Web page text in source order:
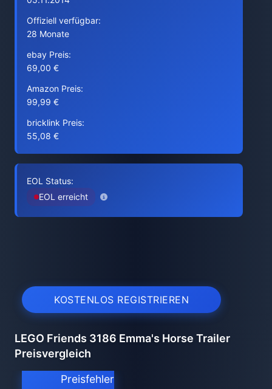
Offiziell verfügbar:
28 Monate
ebay Preis:
69,00 €
Amazon Preis:
99,99 €
bricklink Preis:
55,08 €
EOL Status:
EOL erreicht
KOSTENLOS REGISTRIEREN
LEGO Friends 3186 Emma's Horse Trailer
Preisvergleich
Preisfehler